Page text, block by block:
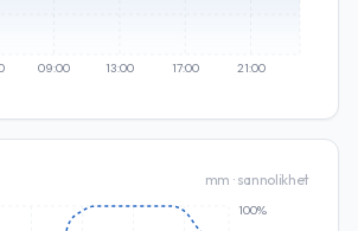
09:00 13:00 17:00 21:00
mm · sannolikhet
100%